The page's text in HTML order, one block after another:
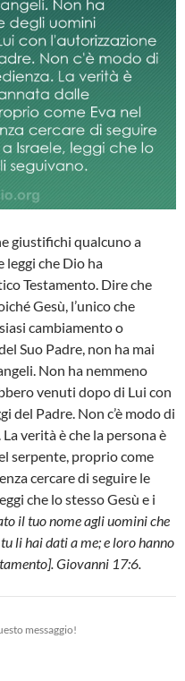
giustifichi qualcuno a
leggi che Dio ha
Testamento. Dire che
Gesù, l’unico che
cambiamento o
Suo Padre, non ha mai
Non ha nemmeno
venuti dopo di Lui con
del Padre. Non c’è modo di
verità è che la persona è
serpente, proprio come
cercare di seguire le
che lo stesso Gesù e i
il tuo nome agli uomini che
li hai dati a me; e loro hanno
Giovanni 17:6.
messaggio!